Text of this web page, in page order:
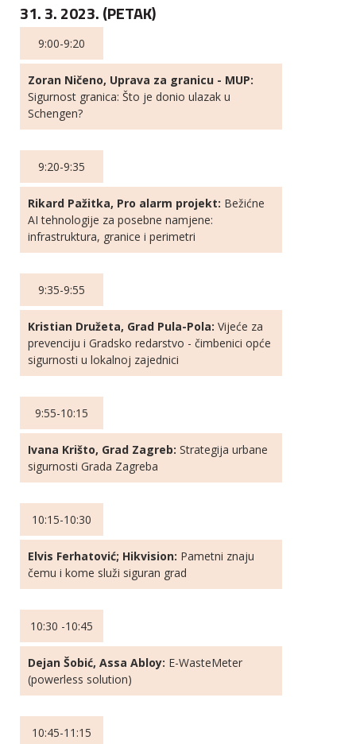
31. 3. 2023. (PETAK)
9:00-9:20
Zoran Ničeno, Uprava za granicu - MUP:
Sigurnost granica: Što je donio ulazak u
Schengen?
9:20-9:35
Rikard Pažitka, Pro alarm projekt: Bežićne
AI tehnologije za posebne namjene:
infrastruktura, granice i perimetri
9:35-9:55
Kristian Družeta, Grad Pula-Pola: Vijeće za
prevenciju i Gradsko redarstvo - čimbenici opće
sigurnosti u lokalnoj zajednici
9:55-10:15
Ivana Krišto, Grad Zagreb: Strategija urbane
sigurnosti Grada Zagreba
10:15-10:30
Elvis Ferhatović; Hikvision: Pametni znaju
čemu i kome služi siguran grad
10:30 -10:45
Dejan Šobić, Assa Abloy: E-WasteMeter
(powerless solution)
10:45-11:15